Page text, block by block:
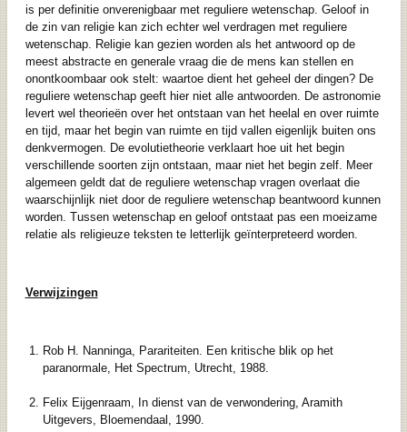
is per definitie onverenigbaar met reguliere wetenschap. Geloof in
de zin van religie kan zich echter wel verdragen met reguliere
wetenschap. Religie kan gezien worden als het antwoord op de
meest abstracte en generale vraag die de mens kan stellen en
onontkoombaar ook stelt: waartoe dient het geheel der dingen? De
reguliere wetenschap geeft hier niet alle antwoorden. De astronomie
levert wel theorieën over het ontstaan van het heelal en over ruimte
en tijd, maar het begin van ruimte en tijd vallen eigenlijk buiten ons
denkvermogen. De evolutietheorie verklaart hoe uit het begin
verschillende soorten zijn ontstaan, maar niet het begin zelf. Meer
algemeen geldt dat de reguliere wetenschap vragen overlaat die
waarschijnlijk niet door de reguliere wetenschap beantwoord kunnen
worden. Tussen wetenschap en geloof ontstaat pas een moeizame
relatie als religieuze teksten te letterlijk geïnterpreteerd worden.
Verwijzingen
Rob H. Nanninga, Parariteiten. Een kritische blik op het
paranormale, Het Spectrum, Utrecht, 1988.
Felix Eijgenraam, In dienst van de verwondering, Aramith
Uitgevers, Bloemendaal, 1990.